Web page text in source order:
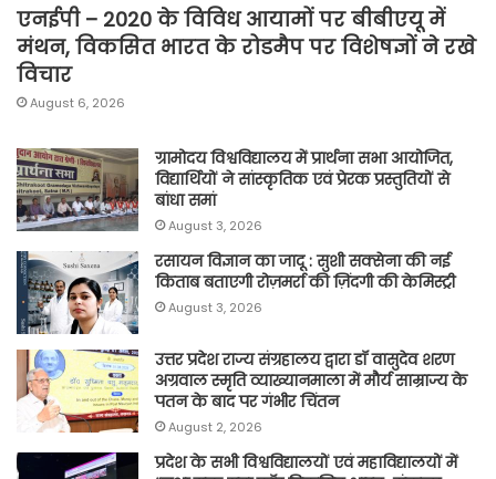
एनईपी – 2020 के विविध आयामों पर बीबीएयू में
मंथन, विकसित भारत के रोडमैप पर विशेषज्ञों ने रखे
विचार
August 6, 2026
ग्रामोदय विश्वविद्यालय में प्रार्थना सभा आयोजित,
विद्यार्थियों ने सांस्कृतिक एवं प्रेरक प्रस्तुतियों से
बांधा समां
August 3, 2026
रसायन विज्ञान का जादू : सुशी सक्सेना की नई
किताब बताएगी रोज़मर्रा की ज़िंदगी की केमिस्ट्री
August 3, 2026
उत्तर प्रदेश राज्य संग्रहालय द्वारा डॉ वासुदेव शरण
अग्रवाल स्मृति व्याख्यानमाला में मौर्य साम्राज्य के
पतन के बाद पर गंभीर चिंतन
August 2, 2026
प्रदेश के सभी विश्वविद्यालयों एवं महाविद्यालयों में